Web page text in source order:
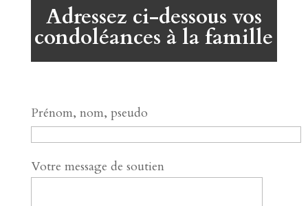
Adressez ci-dessous vos
condoléances à la famille
Prénom, nom, pseudo
Votre message de soutien